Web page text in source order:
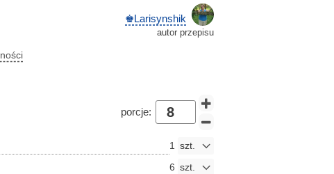
♚Larisynshik
autor przepisu
porcje:
1
6